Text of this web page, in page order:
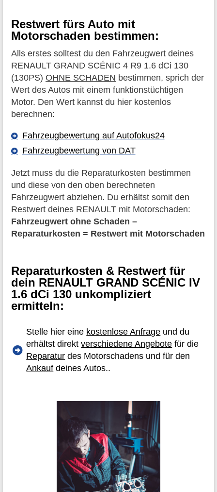
Restwert fürs Auto mit
Motorschaden bestimmen:
Alls erstes solltest du den Fahrzeugwert deines
RENAULT GRAND SCÉNIC 4 R9 1.6 dCi 130
(130PS) OHNE SCHADEN bestimmen, sprich der
Wert des Autos mit einem funktionstüchtigen
Motor. Den Wert kannst du hier kostenlos
berechnen:
Fahrzeugbewertung auf Autofokus24
Fahrzeugbewertung von DAT
Jetzt muss du die Reparaturkosten bestimmen
und diese von den oben berechneten
Fahrzeugwert abziehen. Du erhältst somit den
Restwert deines RENAULT mit Motorschaden:
Fahrzeugwert ohne Schaden –
Reparaturkosten = Restwert mit Motorschaden
Reparaturkosten & Restwert für
dein RENAULT GRAND SCÉNIC IV
1.6 dCi 130 unkompliziert
ermitteln:
Stelle hier eine kostenlose Anfrage und du
erhältst direktverschiedene Angebote für die
Reparatur des Motorschadens und für den
Ankauf deines Autos..